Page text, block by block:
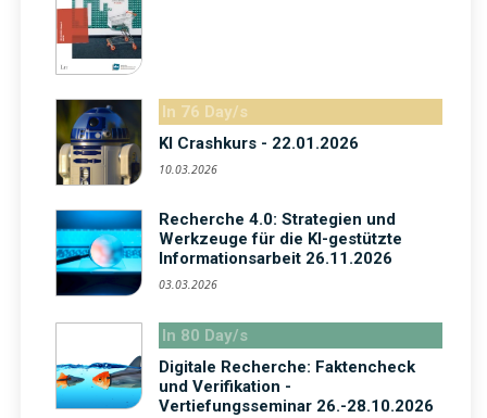
In 76 Day/s
KI Crashkurs - 22.01.2026
10.03.2026
Recherche 4.0: Strategien und
Werkzeuge für die KI-gestützte
Informationsarbeit 26.11.2026
03.03.2026
In 80 Day/s
Digitale Recherche: Faktencheck
und Verifikation -
Vertiefungsseminar 26.-28.10.2026